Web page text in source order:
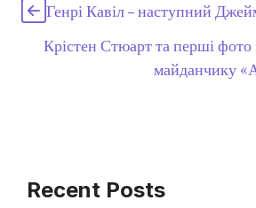
Генрі Кавіл – наступний
Крістен Стюарт та перші фото
майданчику
Recent Posts